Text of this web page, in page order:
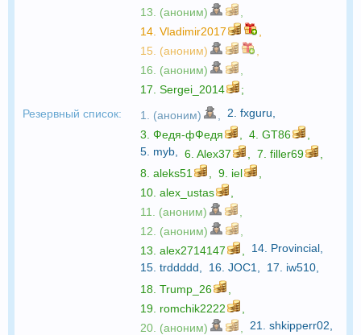
13. (аноним)
14. Vladimir2017
15. (аноним)
16. (аноним)
17. Sergei_2014
;
Резервный список:
1. (аноним) 2. fxguru
3. Федя-фФедя 4. GT86
5. myb 6. Alex37 7. filler69
8. aleks51 9. iel
10. alex_ustas
11. (аноним)
12. (аноним)
13. alex2714147 14. Provincial
15. trddddd 16. JOC1 17. iw510
18. Trump_26
19. romchik2222
20. (аноним)
21. shkipperr02